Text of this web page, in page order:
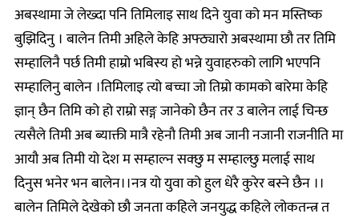
अबस्थामा जे लेख्दा पनि तिमिलाइ साथ दिने युवा को मन मस्तिष्क
बुझिदिनु । बालेन तिमी अहिले केहि अफ्ठ्यारो अबस्थामा छौ तर तिमि
सम्हालिनै पर्छ तिमी हाम्रो भबिस्य हो भन्ने युवाहरुको लागि भएपनि
सम्हालिनु बालेन ।तिमिलाइ त्यो बच्चा जो तिम्रो कामको बारेमा केहि
ज्ञान् छैन तिमि को हो राम्रो सङ्ग जानेको छैन तर उ बालेन लाई चिन्छ
त्यसैले तिमी अब ब्याक्ती मात्रै रहेनौ तिमी अब जानी नजानी राजनीति मा
आयौ अब तिमी यो देश म सम्हाल्न सक्छु म सम्हाल्छु मलाई साथ
दिनुस भनेर भन बालेन।।नत्र यो युवा को हुल धेरै कुरेर बस्ने छैन ।।
बालेन तिमिले देखेको छौ जनता कहिले जनयुद्ध कहिले लोकतन्त्र त